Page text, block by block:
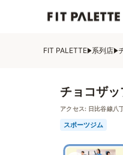
FIT PALETTE 系列店
チョコザ
アクセス: 日比谷線八
スポーツジム